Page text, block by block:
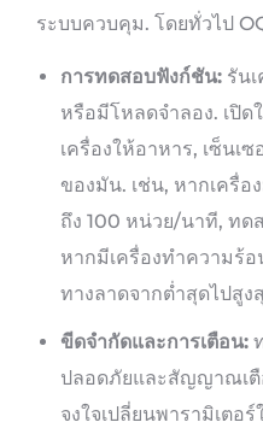
ระบบควบคุม. โดยทั่วไป
การทดสอบฟังก์ชัน: รัน
หรือมีโหลดจำลอง. เปิด
เครื่องให้อาหาร, เซ็นเ
ของมัน. เช่น, หากเครื่อ
ถึง 100 หน่วย/นาที, ทด
หากมีเครื่องทำความร้
ทางลาดจากต่ำสุดไปสูง
ขีดจำกัดและการเตือน:
ปลอดภัยและสัญญาณเตื
จงใจเปลี่ยนพารามิเตอ